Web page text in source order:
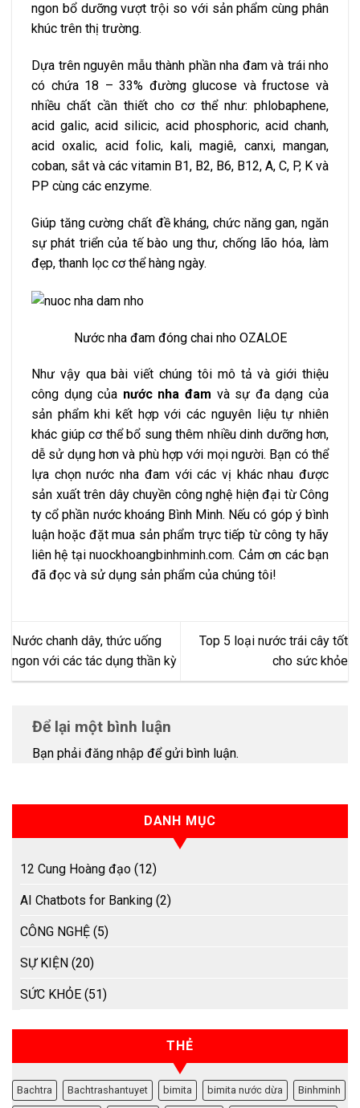
ngon bổ dưỡng vượt trội so với sản phẩm cùng phân
khúc trên thị trường.
Dựa trên nguyên mẫu thành phần nha đam và trái nho
có chứa 18 – 33% đường glucose và fructose và
nhiều chất cần thiết cho cơ thể như: phlobaphene,
acid galic, acid silicic, acid phosphoric, acid chanh,
acid oxalic, acid folic, kali, magiê, canxi, mangan,
coban, sắt và các vitamin B1, B2, B6, B12, A, C, P, K và
PP cùng các enzyme.
Giúp tăng cường chất đề kháng, chức năng gan, ngăn
sự phát triển của tế bào ung thư, chống lão hóa, làm
đẹp, thanh lọc cơ thể hàng ngày.
Nước nha đam đóng chai nho OZALOE
Như vậy qua bài viết chúng tôi mô tả và giới thiệu
công dụng của nước nha đam và sự đa dạng của
sản phẩm khi kết hợp với các nguyên liệu tự nhiên
khác giúp cơ thể bổ sung thêm nhiều dinh dưỡng hơn,
dễ sử dụng hơn và phù hợp với mọi người. Bạn có thể
lựa chọn nước nha đam với các vị khác nhau được
sản xuất trên dây chuyền công nghệ hiện đại từ Công
ty cổ phần nước khoáng Bình Minh. Nếu có góp ý bình
luận hoặc đặt mua sản phẩm trực tiếp từ công ty hãy
liên hệ tạinuockhoangbinhminh.com. Cảm ơn các bạn
đã đọc và sử dụng sản phẩm của chúng tôi!
Nước chanh dây, thức uống
ngon với các tác dụng thần kỳ
Top 5 loại nước trái cây tốt
cho sức khỏe
Để lại một bình luận
Bạn phải đăng nhập để gửi bình luận.
DANH MỤC
12 Cung Hoàng đạo (12)
AI Chatbots for Banking (2)
CÔNG NGHỆ (5)
SỰ KIỆN (20)
SỨC KHỎE (51)
THẺ
Bachtra Bachtrashantuyet bimita bimita nước dừa Binhminh